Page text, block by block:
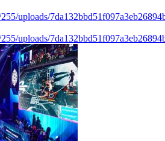
uploads/
uploads/